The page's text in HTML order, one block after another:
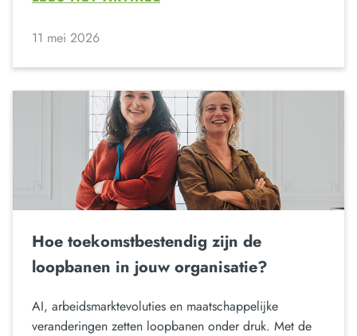
11 mei 2026
Hoe toekomstbestendig zijn de
loopbanen in jouw organisatie?
AI, arbeidsmarktevoluties en maatschappelijke
veranderingen zetten loopbanen onder druk. Met de